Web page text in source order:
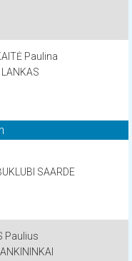
Paulina
SAARDE
Paulius